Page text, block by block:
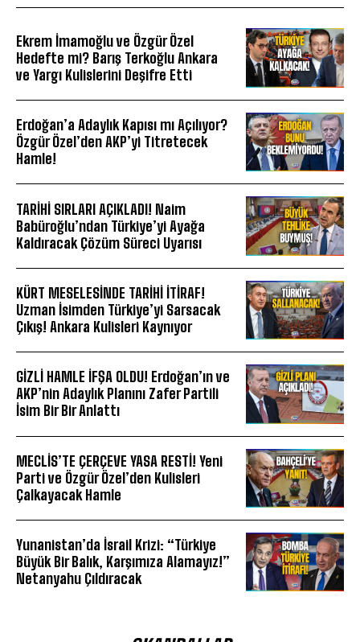
Ekrem İmamoğlu ve Özgür Özel
Hedefte mi? Barış Terkoğlu Ankara
ve Yargı Kulislerini Deşifre Etti
Erdoğan’a Adaylık Kapısı mı Açılıyor?
Özgür Özel’den AKP’yi Titretecek
Hamle!
TARİHİ SIRLARI AÇIKLADI! Naim
Babüroğlu’ndan Türkiye’yi Ayağa
Kaldıracak Çözüm Süreci Uyarısı
KÜRT MESELESİNDE TARİHİ İTİRAF!
Uzman İsimden Türkiye’yi Sarsacak
Çıkış! Ankara Kulisleri Kaynıyor
GİZLİ HAMLE İFŞA OLDU! Erdoğan’ın ve
AKP’nin Adaylık Planını Zafer Partili
İsim Bir Bir Anlattı
MECLİS’TE ÇERÇEVE YASA RESTİ! Yeni
Parti ve Özgür Özel’den Kulisleri
Çalkayacak Hamle
Yunanistan’da İsrail Krizi: “Türkiye
Büyük Bir Balık, Karşımıza Alamayız!”
Netanyahu Çıldıracak